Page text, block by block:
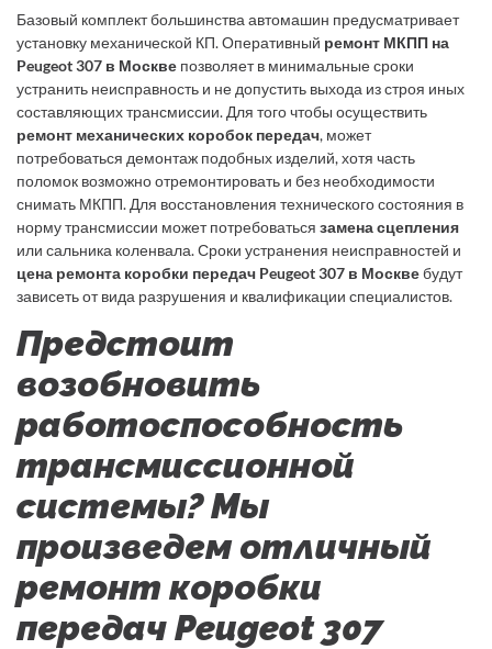
Базовый комплект большинства автомашин предусматривает
установку механической КП. Оперативный ремонт МКПП на
Peugeot 307 в Москве позволяет в минимальные сроки
устранить неисправность и не допустить выхода из строя иных
составляющих трансмиссии. Для того чтобы осуществить
ремонт механических коробок передач, может
потребоваться демонтаж подобных изделий, хотя часть
поломок возможно отремонтировать и без необходимости
снимать МКПП. Для восстановления технического состояния в
норму трансмиссии может потребоваться замена сцепления
или сальника коленвала. Сроки устранения неисправностей и
цена ремонта коробки передач Peugeot 307 в Москвебудут
зависеть от вида разрушения и квалификации специалистов.
Предстоит
возобновить
работоспособность
трансмиссионной
системы? Мы
произведем отличный
ремонт коробки
передач Peugeot 307